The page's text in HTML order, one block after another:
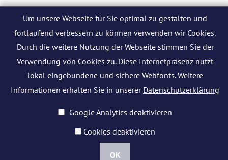
Um unsere Webseite für Sie optimal zu gestalten und
fortlaufend verbessern zu können verwenden wir Cookies.
Durch die weitere Nutzung der Webseite stimmen Sie der
Verwendung von Cookies zu. Diese Internetpräsenz nutzt
lokal eingebundene und sichere Webfonts. Weitere
Informationen erhalten Sie in unserer Datenschutzerklärung
Google Analytics deaktivieren
Cookies deaktivieren
OK